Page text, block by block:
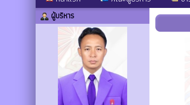
ผู้บริหาร